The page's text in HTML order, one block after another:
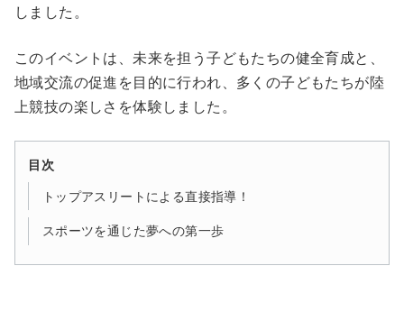
しました。
このイベントは、未来を担う子どもたちの健全育成と、
地域交流の促進を目的に行われ、多くの子どもたちが陸
上競技の楽しさを体験しました。
目次
トップアスリートによる直接指導！
スポーツを通じた夢への第一歩